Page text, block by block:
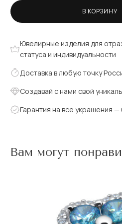
В КОРЗИНУ
Ювелирные изделия для
статуса и индивидуальности
Доставка в любую точку
Создавай с нами свой
Гарантия на все украшения
Вам могут